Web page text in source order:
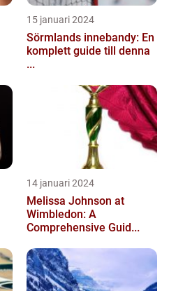
15 januari 2024
Sörmlands innebandy: En
komplett guide till denna
...
14 januari 2024
Melissa Johnson at
Wimbledon: A
Comprehensive Guid...